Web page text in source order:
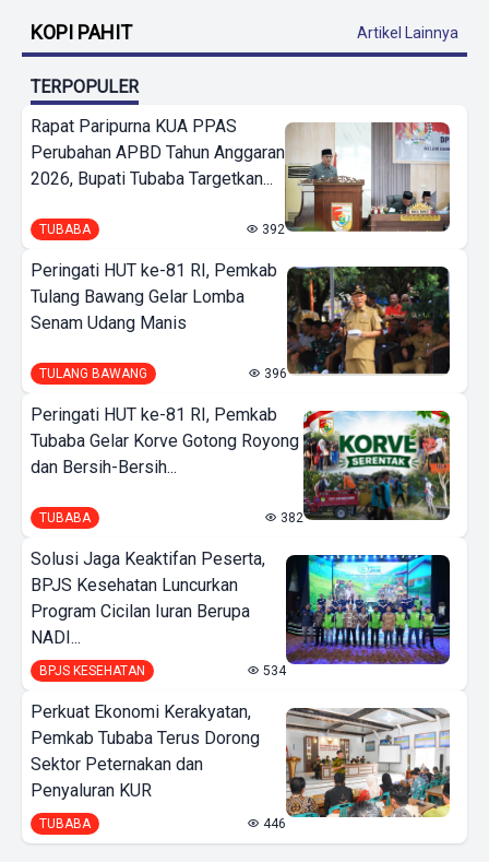
KOPI PAHIT Artikel Lainnya
TERPOPULER
Rapat Paripurna KUA PPAS
Perubahan APBD Tahun Anggaran
2026, Bupati Tubaba Targetkan...
TUBABA 392
Peringati HUT ke-81 RI, Pemkab
Tulang Bawang Gelar Lomba
Senam Udang Manis
TULANG BAWANG 396
Peringati HUT ke-81 RI, Pemkab
Tubaba Gelar Korve Gotong Royong
dan Bersih-Bersih...
TUBABA 382
Solusi Jaga Keaktifan Peserta,
BPJS Kesehatan Luncurkan
Program Cicilan Iuran Berupa
NADI...
BPJS KESEHATAN 534
Perkuat Ekonomi Kerakyatan,
Pemkab Tubaba Terus Dorong
Sektor Peternakan dan
Penyaluran KUR
TUBABA 446